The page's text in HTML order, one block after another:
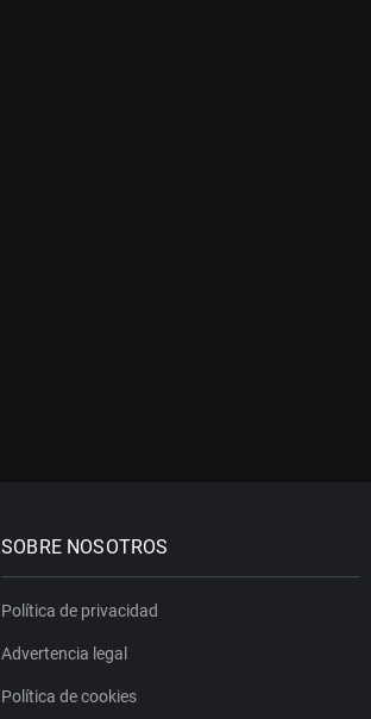
SOBRE NOSOTROS
Política de privacidad
Advertencia legal
Política de cookies